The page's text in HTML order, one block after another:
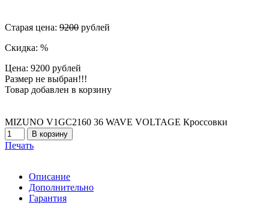
Старая цена: 9200 рублей
Скидка: %
Цена: 9200 рублей
Размер не выбран!!!
Товар добавлен в корзину
MIZUNO V1GC2160 36 WAVE VOLTAGE Кроссовки
Печать
Описание
Дополнительно
Гарантия